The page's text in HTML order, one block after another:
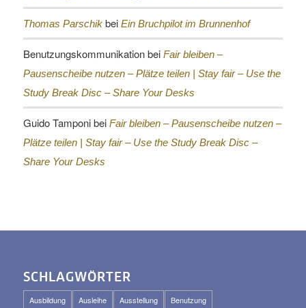
Thomas Parschikbei Ein Bruchpilot im Brunnenhof
Benutzungskommunikationbei Fair bleiben –
Pausenscheibe nutzen – Plätze teilen | Stay fair – Use the
Study Break Disc – Share Your Desks
Guido Tamponibei Fair bleiben – Pausenscheibe nutzen –
Plätze teilen | Stay fair – Use the Study Break Disc –
Share Your Desks
SCHLAGWÖRTER
Ausbildung Ausleihe Ausstellung
Benutzung